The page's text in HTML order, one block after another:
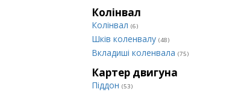
Колінвал
Колінвал (6)
Шків коленвалу (48)
Вкладиші коленвала (75)
Картер двигуна
Піддон (53)